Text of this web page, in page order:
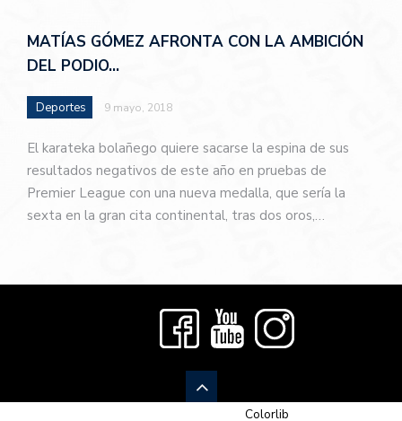
MATÍAS GÓMEZ AFRONTA CON LA AMBICIÓN
DEL PODIO…
Deportes 9 mayo, 2018
El karateka bolañego quiere sacarse la espina de sus
resultados negativos de este año en pruebas de
Premier League con una nueva medalla, que sería la
sexta en la gran cita continental, tras dos oros,…
Colorlib